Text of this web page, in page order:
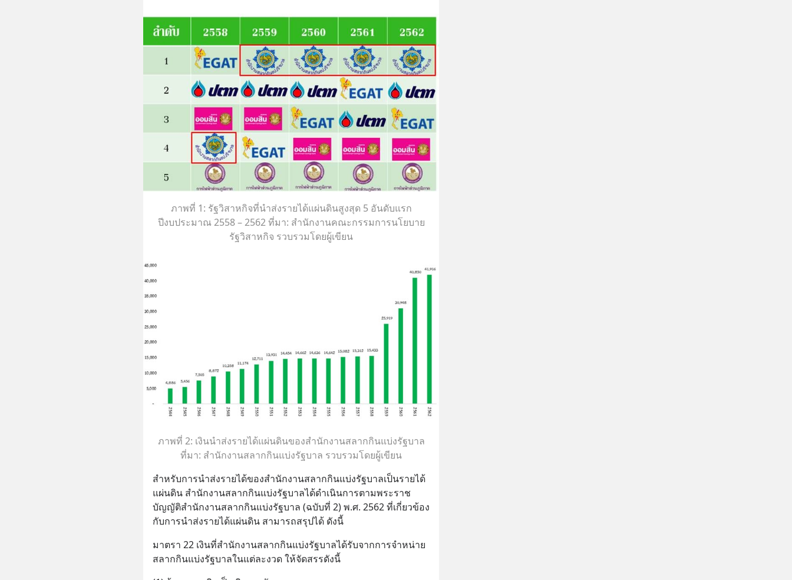
ภาพที่ 1: รัฐวิสาหกิจที่นำส่งรายได้แผ่นดินสูงสุด 5 อันดับแรก
ปีงบประมาณ 2558 – 2562 ที่มา: สำนักงานคณะกรรมการนโยบาย
รัฐวิสาหกิจ รวบรวมโดยผู้เขียน
ภาพที่ 2: เงินนำส่งรายได้แผ่นดินของสำนักงานสลากกินแบ่งรัฐบาล
ที่มา: สำนักงานสลากกินแบ่งรัฐบาล รวบรวมโดยผู้เขียน
สำหรับการนำส่งรายได้ของสำนักงานสลากกินแบ่งรัฐบาลเป็นรายได้
แผ่นดิน สำนักงานสลากกินแบ่งรัฐบาลได้ดำเนินการตามพระราช
บัญญัติสำนักงานสลากกินแบ่งรัฐบาล (ฉบับที่ 2) พ.ศ. 2562 ที่เกี่ยวข้อง
กับการนำส่งรายได้แผ่นดิน สามารถสรุปได้ ดังนี้
มาตรา 22 เงินที่สำนักงานสลากกินแบ่งรัฐบาลได้รับจากการจำหน่าย
สลากกินแบ่งรัฐบาลในแต่ละงวด ให้จัดสรรดังนี้